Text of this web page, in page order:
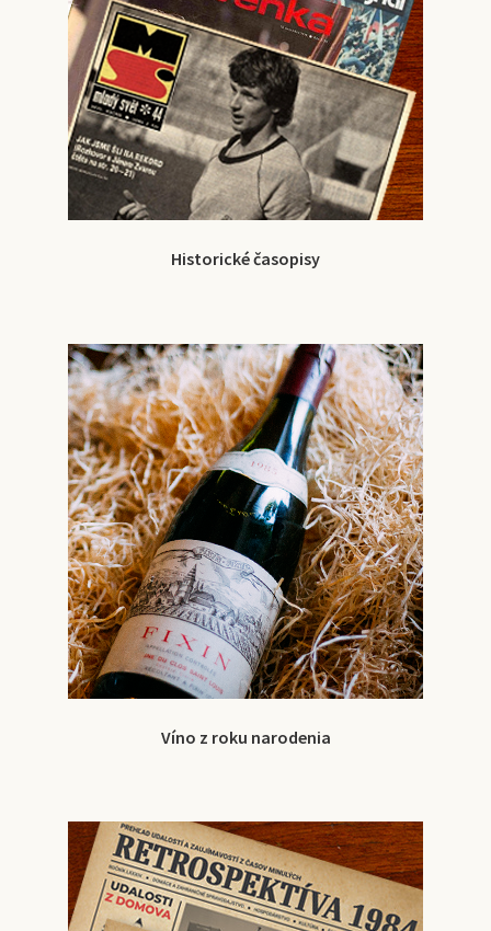
Historické časopisy
Víno z roku narodenia